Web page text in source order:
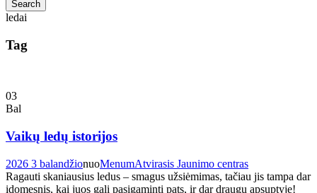
ledai
Tag
03
Bal
Vaikų ledų istorijos
2026 3 balandžionuoMenumAtvirasis Jaunimo centras
Ragauti skaniausius ledus – smagus užsiėmimas, tačiau jis tampa dar
įdomesnis, kai juos gali pasigaminti pats, ir dar draugų apsuptyje!